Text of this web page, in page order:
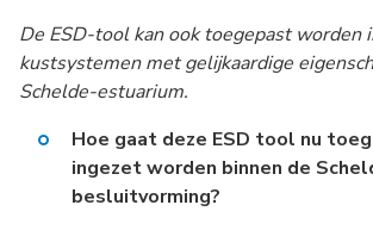
De ESD-tool kan ook toegepast worden
kustsystemen met gelijkaardige
Schelde-estuarium.
Hoe gaat deze ESD tool nu
ingezet worden binnen de
besluitvorming?